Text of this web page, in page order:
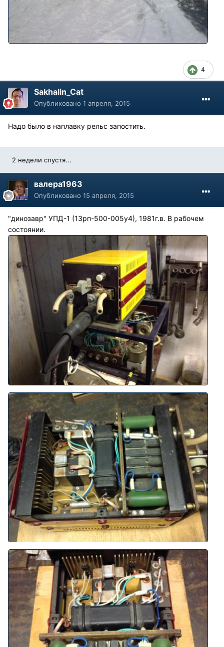
4
Sakhalin_Cat
Опубликовано 1 апреля, 2015
Надо было в наплавку рельс запостить.
2 недели спустя...
валера1963
Опубликовано 15 апреля, 2015
"динозавр" УПД-1 (13рп-500-005у4), 1981г.в. В рабочем
состоянии.